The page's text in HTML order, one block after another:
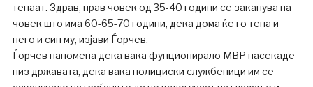
тепаат. Здрав, прав човек од 35-40 години се заканува на
човек што има 60-65-70 години, дека дома ќе го тепа и
него и син му, изјави Ѓорчев.
Ѓорчев напомена дека вака фунционирало МВР насекаде
низ државата, дека вака полициски службеници им се